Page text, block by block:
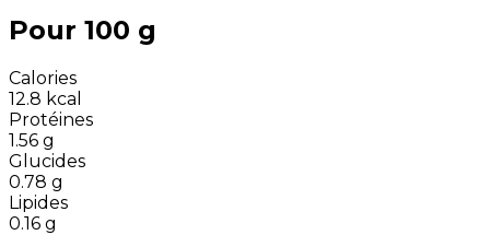
Pour 100 g
Calories
12.8 kcal
Protéines
1.56 g
Glucides
0.78 g
Lipides
0.16 g